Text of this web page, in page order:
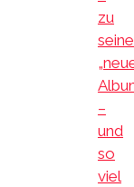
zu
–
und
so
viel